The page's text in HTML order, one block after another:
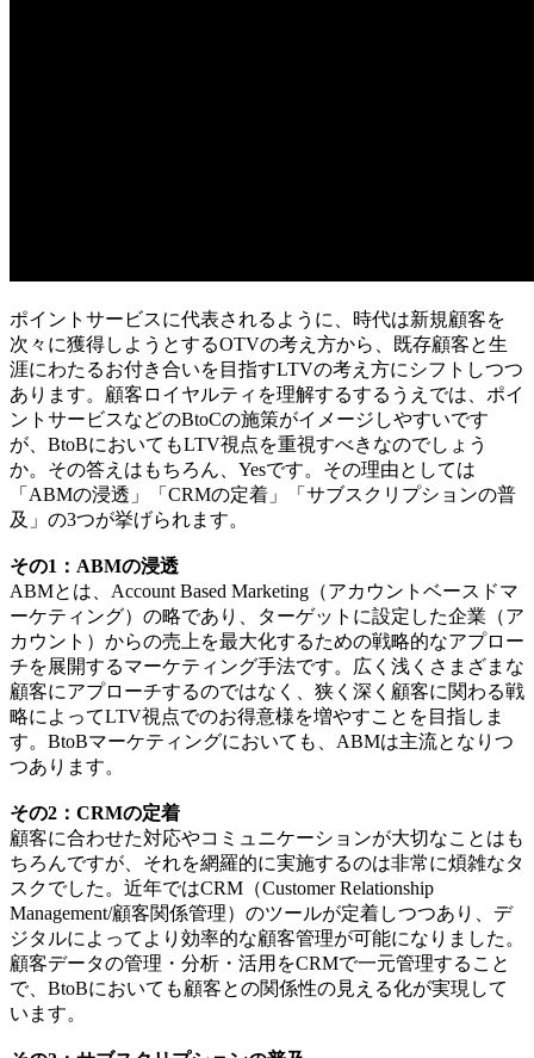
ポイントサービスに代表されるように、時代は新規顧客を
次々に獲得しようとするOTVの考え方から、既存顧客と生
涯にわたるお付き合いを目指すLTVの考え方にシフトしつつ
あります。顧客ロイヤルティを理解するするうえでは、ポイ
ントサービスなどのBtoCの施策がイメージしやすいです
が、BtoBにおいてもLTV視点を重視すべきなのでしょう
か。その答えはもちろん、Yesです。その理由としては
「ABMの浸透」「CRMの定着」「サブスクリプションの普
及」の3つが挙げられます。
その1：ABMの浸透
ABMとは、Account Based Marketing（アカウントベースドマ
ーケティング）の略であり、ターゲットに設定した企業（ア
カウント）からの売上を最大化するための戦略的なアプロー
チを展開するマーケティング手法です。広く浅くさまざまな
顧客にアプローチするのではなく、狭く深く顧客に関わる戦
略によってLTV視点でのお得意様を増やすことを目指しま
す。BtoBマーケティングにおいても、ABMは主流となりつ
つあります。
その2： CRMの定着
顧客に合わせた対応やコミュニケーションが大切なことはも
ちろんですが、それを網羅的に実施するのは非常に煩雑なタ
スクでした。近年ではCRM（Customer Relationship
Management/顧客関係管理）のツールが定着しつつあり、デ
ジタルによってより効率的な顧客管理が可能になりました。
顧客データの管理・分析・活用をCRMで一元管理すること
で、BtoBにおいても顧客との関係性の見える化が実現して
います。